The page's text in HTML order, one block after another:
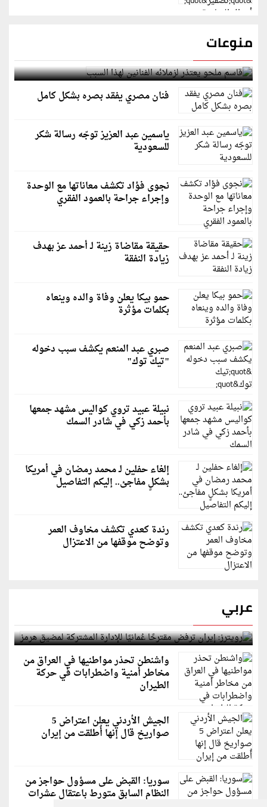
منوعات
قاسم ملحو يعتذر لزملائه الفنانين لهذا السبب
فنان مصري يفقد بصره بشكل كامل
ياسمين عبد العزيز توجّه رسالة شكر
للسعودية
نجوى فؤاد تكشف معاناتها مع الوحدة
وإجراء جراحة بالعمود الفقري
حقيقة مقاضاة زينة لـ أحمد عز بهدف
زيادة النفقة
حمو بيكا يعلن وفاة والده وينعاه
بكلمات مؤثرة
صبري عبد المنعم يكشف سبب دخوله
"تيك توك"
نبيلة عبيد تروي كواليس مشهد جمعها
بأحمد زكي في شادر السمك
إلغاء حفلين لـ محمد رمضان في أمريكا
بشكلٍ مفاجئ.. إليكم التفاصيل
رندة كعدي تكشف مخاوف العمر
وتوضح موقفها من الاعتزال
عربي
رويترز: إيران ترفض مقترحًا عُمانيًا للإدارة المشتركة
لمضيق هرمز
واشنطن تحذر مواطنيها في العراق من
مخاطر أمنية واضطرابات في حركة
الطيران
الجيش الأردني يعلن اعتراض 5
صواريخ قال إنها أُطلقت من إيران
سوريا: القبض على مسؤول حواجز من
النظام السابق متورط باعتقال عشرات